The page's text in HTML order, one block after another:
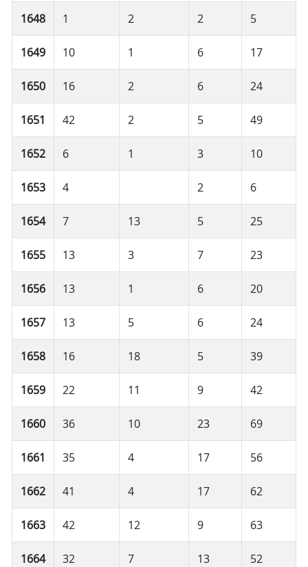
1648 1 2 2 5
1649 10 1 6 17
1650 16 2 6 24
1651 42 2 5 49
1652 6 1 3 10
1653 4 2 6
1654 7 13 5 25
1655 13 3 7 23
1656 13 1 6 20
1657 13 5 6 24
1658 16 18 5 39
1659 22 11 9 42
1660 36 10 23 69
1661 35 4 17 56
1662 41 4 17 62
1663 42 12 9 63
1664 32 7 13 52